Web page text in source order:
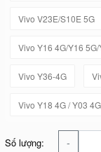
Vivo V23E/S10E 5G
Vivo Y16 4G/Y16
Vivo Y36-4G
Vivo Y18 4G / Y03 4G
Số lượng: -